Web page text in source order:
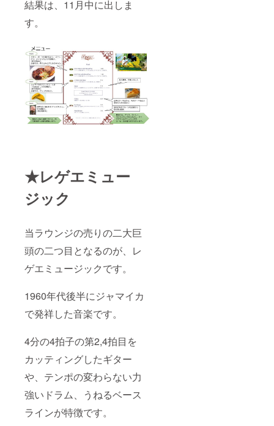
結果は、11月中に出しま
す。
★レゲエミュー
ジック
当ラウンジの売りの二大巨
頭の二つ目となるのが、レ
ゲエミュージックです。
1960年代後半にジャマイカ
で発祥した音楽です。
4分の4拍子の第2,4拍目を
カッティングしたギター
や、テンポの変わらない力
強いドラム、うねるベース
ラインが特徴です。